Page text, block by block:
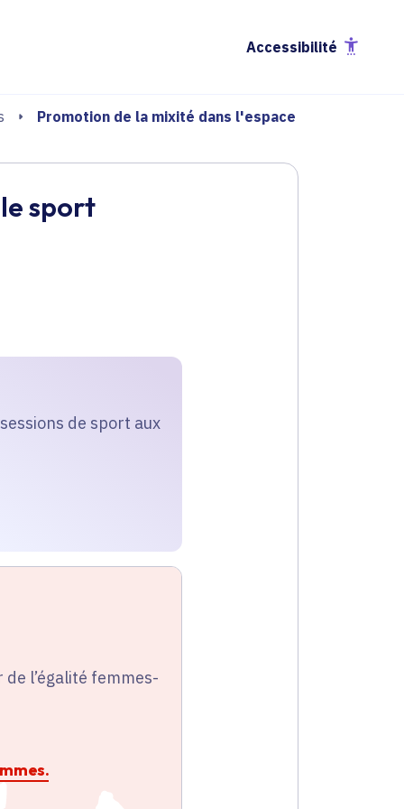
Accessibilité
Promotion de la mixité dans l'espace
sport
de sport aux
l’égalité femmes-